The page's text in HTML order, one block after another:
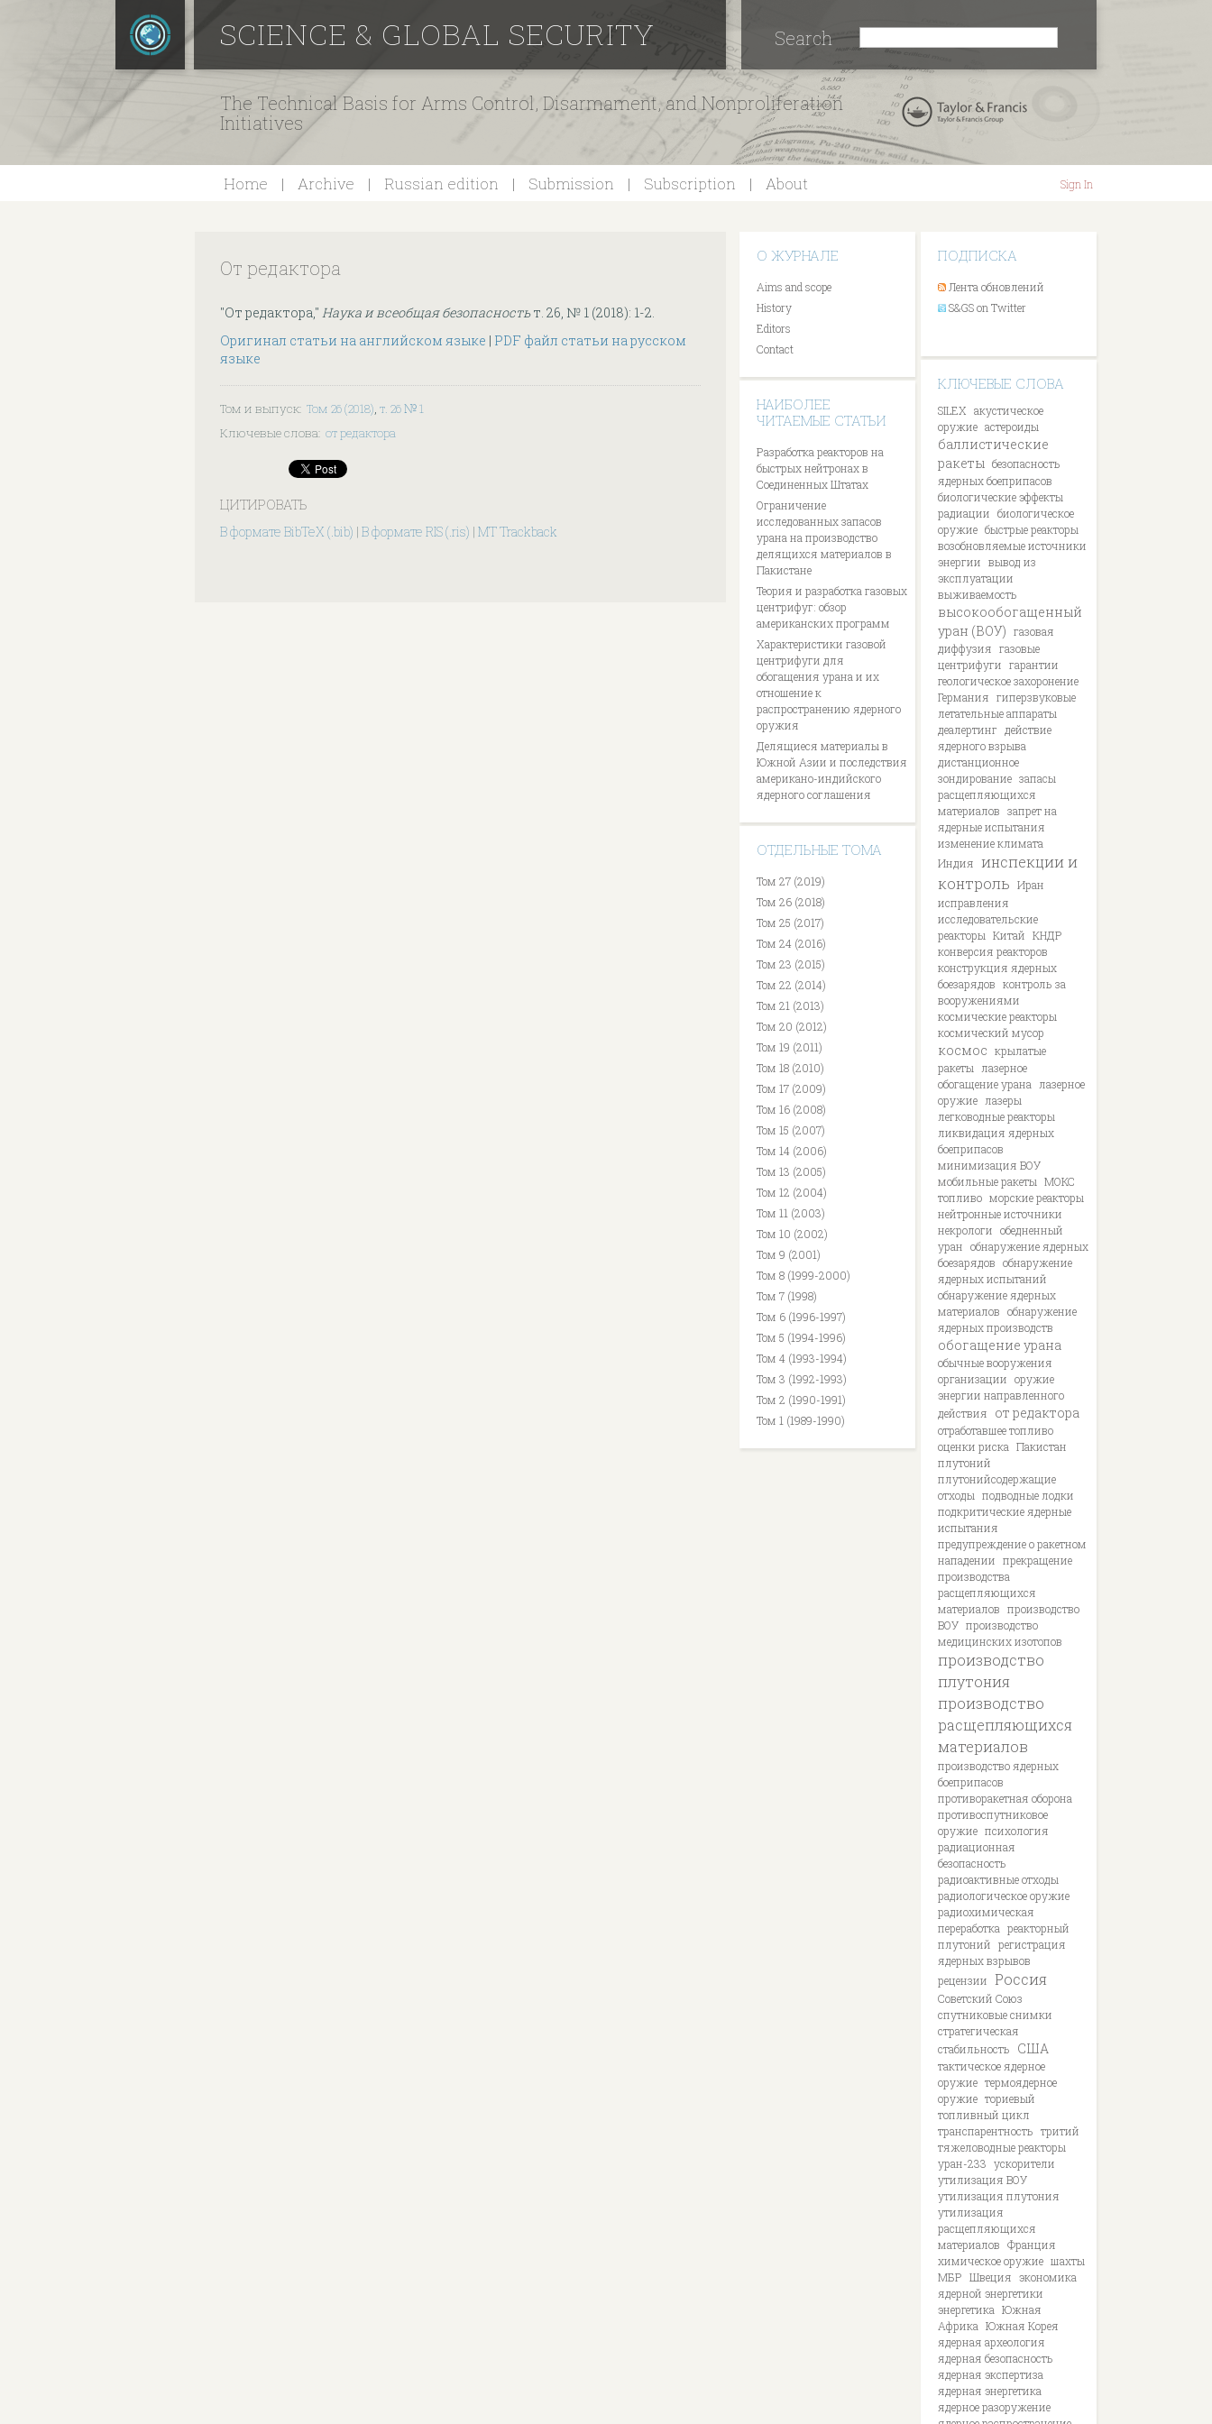
SCIENCE & GLOBAL SECURITY
The Technical Basis for Arms Control, Disarmament, and Nonproliferation
Initiatives
Search
Home Archive Russian edition Submission Subscription About Sign In
От редактора
"От редактора," Наука и всеобщая безопасностьт. 26, № 1 (2018): 1-2.
Оригинал статьи на английском языке | PDF файл статьи на русском
языке
Том и выпуск: Том 26 (2018), т. 26 № 1
Ключевые слова: от редактора
ЦИТИРОВАТЬ
В формате BibTeX (.bib) | В формате RIS (.ris) | MT Trackback
О ЖУРНАЛЕ
Aims and scope
History
Editors
Contact
НАИБОЛЕЕ
ЧИТАЕМЫЕ СТАТЬИ
Разработка реакторов на
быстрых нейтронах в
Соединенных Штатах
Ограничение
исследованных запасов
урана на производство
делящихся материалов в
Пакистане
Теория и разработка газовых
центрифуг: обзор
американских программ
Характеристики газовой
центрифуги для
обогащения урана и их
отношение к
распространению ядерного
оружия
Делящиеся материалы в
Южной Азии и последствия
американо-индийского
ядерного соглашения
ОТДЕЛЬНЫЕ ТОМА
Том 27 (2019)
Том 26 (2018)
Том 25 (2017)
Том 24 (2016)
Том 23 (2015)
Том 22 (2014)
Том 21 (2013)
Том 20 (2012)
Том 19 (2011)
Том 18 (2010)
Том 17 (2009)
Том 16 (2008)
Том 15 (2007)
Том 14 (2006)
Том 13 (2005)
Том 12 (2004)
Том 11 (2003)
Том 10 (2002)
Том 9 (2001)
Том 8 (1999-2000)
Том 7 (1998)
Том 6 (1996-1997)
Том 5 (1994-1996)
Том 4 (1993-1994)
Том 3 (1992-1993)
Том 2 (1990-1991)
Том 1 (1989-1990)
ПОДПИСКА
Лента обновлений
S&GS on Twitter
КЛЮЧЕВЫЕ СЛОВА
SILEX акустическое
оружие астероиды
баллистические
ракеты безопасность
ядерных боеприпасов
биологические эффекты
радиации биологическое
оружие быстрые реакторы
возобновляемые источники
энергии вывод из
эксплуатации
выживаемость
высокообогащенный
уран (ВОУ) газовая
диффузия газовые
центрифуги гарантии
геологическое захоронение
Германия гиперзвуковые
летательные аппараты
деалертинг
действие
ядерного взрыва
дистанционное
зондирование запасы
расщепляющихся
материалов запрет на
ядерные испытания
изменение климата
Индия инспекции и
контроль Иран
исправления
исследовательские
реакторы Китай КНДР
конверсия реакторов
конструкция ядерных
боезарядов контроль за
вооружениями
космические реакторы
космический мусор
космос крылатые
ракеты
лазерное
обогащение урана
лазерное
оружие лазеры
легководные реакторы
ликвидация ядерных
боеприпасов
минимизация ВОУ
мобильные ракеты МОКС
топливо морские реакторы
нейтронные источники
некрологи обедненный
уран обнаружение ядерных
боезарядов обнаружение
ядерных испытаний
обнаружение ядерных
материалов обнаружение
ядерных производств
обогащение урана
обычные вооружения
организации оружие
энергии направленного
действия
от редактора
отработавшее топливо
оценки риска Пакистан
плутоний
плутонийсодержащие
отходы подводные лодки
подкритические ядерные
испытания
предупреждение о ракетном
нападении прекращение
производства
расщепляющихся
материалов производство
ВОУ производство
медицинских изотопов
производство
плутония
производство
расщепляющихся
материалов
производство ядерных
боеприпасов
противоракетная оборона
противоспутниковое
оружие психология
радиационная
безопасность
радиоактивные отходы
радиологическое оружие
радиохимическая
переработка реакторный
плутоний регистрация
ядерных взрывов
рецензии Россия
Советский Союз
спутниковые снимки
стратегическая
стабильность
США
тактическое ядерное
оружие термоядерное
оружие ториевый
топливный цикл
транспарентность тритий
тяжеловодные реакторы
уран-233 ускорители
утилизация ВОУ
утилизация плутония
утилизация
расщепляющихся
материалов Франция
химическое оружие шахты
МБР Швеция экономика
ядерной энергетики
энергетика Южная
Африка Южная Корея
ядерная археология
ядерная безопасность
ядерная экспертиза
ядерная энергетика
ядерное разоружение